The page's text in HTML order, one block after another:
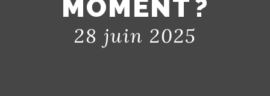
MOMENT ?
28 juin 2025